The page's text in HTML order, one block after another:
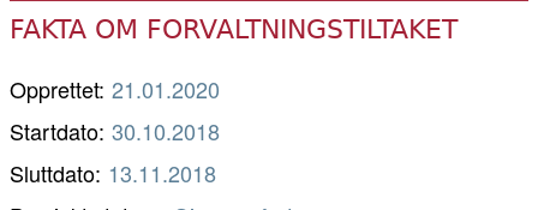
FAKTA OM FORVALTNINGSTILTAKET
Opprettet: 21.01.2020
Startdato: 30.10.2018
Sluttdato: 13.11.2018